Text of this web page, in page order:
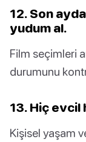
12. Son
yudum al.
Film seçimleri
durumunu
13. Hiç evcil
Kişisel yaşam